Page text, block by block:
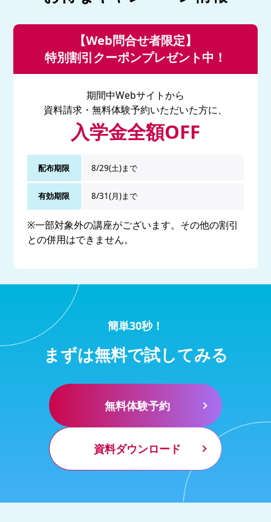
【Web問合せ者限定】
特別割引クーポンプレゼント中！
期間中Webサイトから
資料請求・無料体験予約いただいた方に、
入学金全額OFF
配布期限 8/29(土)まで
有効期限 8/31(月)まで
※一部対象外の講座がございます。その他の割引
との併用はできません。
簡単30秒！
まずは無料で試してみる
無料体験予約
資料ダウンロード